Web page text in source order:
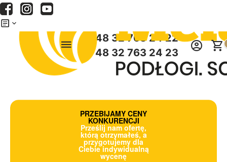
+48 32 763 24 22
+48 32 763 24 23
PRZEBIJAMY CENY
KONKURENCJI
Prześlij nam ofertę,
którą otrzymałeś, a
przygotujemy dla
Ciebie indywidualną
wycenę